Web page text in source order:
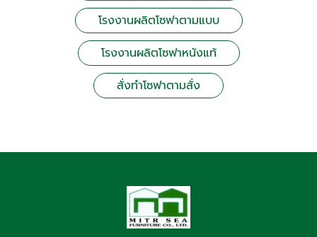
โรงงานผลิตโซฟาตามแบบ
โรงงานผลิตโซฟาหนังแท้
สั่งทำโซฟาตามสั่ง